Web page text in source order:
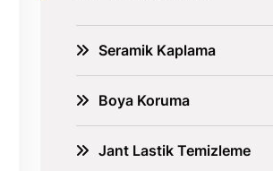
Seramik Kaplama
Boya Koruma
Jant Lastik Temizleme